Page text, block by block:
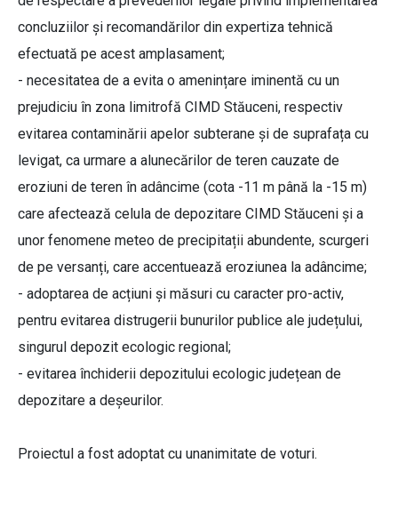
concluziilor și recomandărilor din expertiza tehnică
efectuată pe acest amplasament;
- necesitatea de a evita o amenințare iminentă cu un
prejudiciu în zona limitrofă CIMD Stăuceni, respectiv
evitarea contaminării apelor subterane și de suprafața cu
levigat, ca urmare a alunecărilor de teren cauzate de
eroziuni de teren în adâncime (cota -11 m până la -15 m)
care afectează celula de depozitare CIMD Stăuceni și a
unor fenomene meteo de precipitații abundente, scurgeri
de pe versanți, care accentuează eroziunea la adâncime;
- adoptarea de acțiuni și măsuri cu caracter pro-activ,
pentru evitarea distrugerii bunurilor publice ale județului,
singurul depozit ecologic regional;
- evitarea închiderii depozitului ecologic județean de
depozitare a deșeurilor.
Proiectul a fost adoptat cu unanimitate de voturi.